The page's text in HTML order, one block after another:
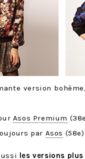
version
Asos Premium
par Asos (58e)
les versions